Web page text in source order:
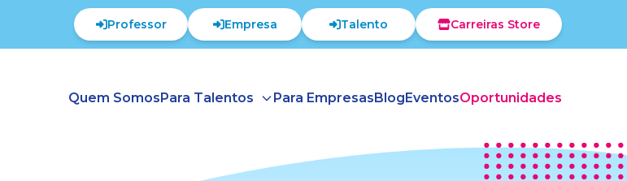
Professor Empresa Talento Carreiras Store
Quem SomosPara Talentos Para EmpresasBlogEventosOportunidades